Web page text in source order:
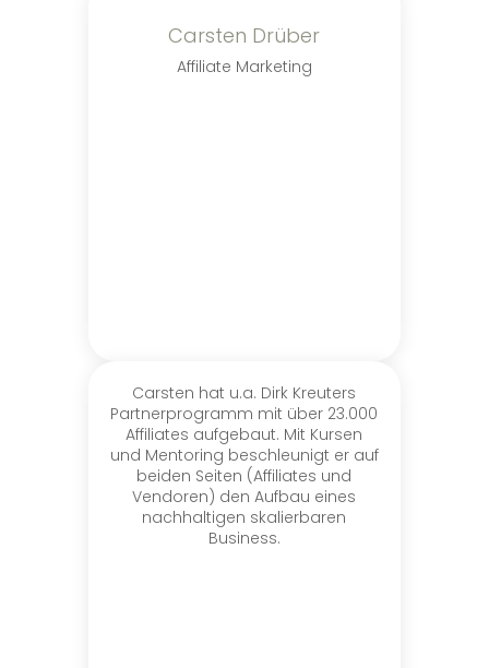
Carsten Drüber
Affiliate Marketing
Carsten hat u.a. Dirk Kreuters
Partnerprogramm mit über 23.000
Affiliates aufgebaut. Mit Kursen
und Mentoring beschleunigt er auf
beiden Seiten (Affiliates und
Vendoren) den Aufbau eines
nachhaltigen skalierbaren
Business.